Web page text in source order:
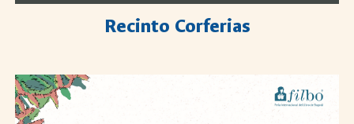
Recinto Corferias